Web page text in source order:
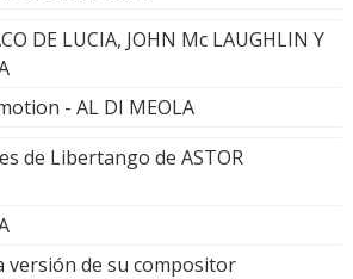
DE LUCIA, JOHN Mc LAUGHLIN Y
- AL DI MEOLA
de Libertango de ASTOR
versión de su compositor